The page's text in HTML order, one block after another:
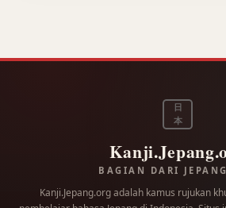
日
本
BAGIAN DARI
Kanji.Jepang.org adalah kamus rujukan